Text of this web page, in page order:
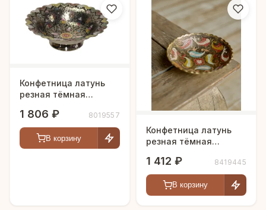
Конфетница латунь
резная тёмная
1 806 ₽ 8019557
В корзину
Конфетница латунь
резная тёмная
1 412 ₽ 8419445
В корзину